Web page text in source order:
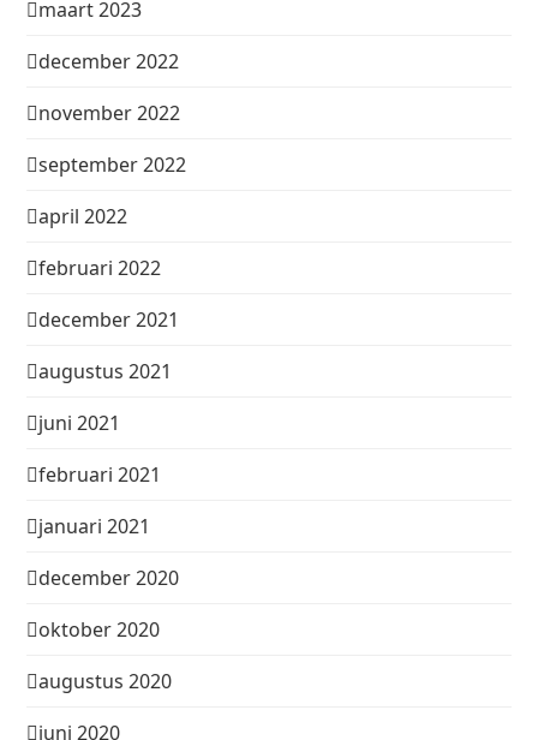
maart 2023
december 2022
november 2022
september 2022
april 2022
februari 2022
december 2021
augustus 2021
juni 2021
februari 2021
januari 2021
december 2020
oktober 2020
augustus 2020
juni 2020